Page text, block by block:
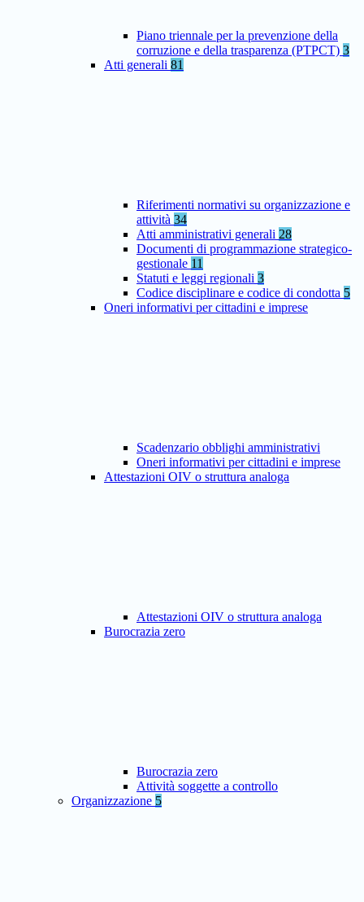
Piano triennale per la prevenzione della
corruzione e della trasparenza (PTPCT) 3
Atti generali 81
Riferimenti normativi su organizzazione e
attività 34
Atti amministrativi generali 28
Documenti di programmazione strategico-
gestionale 11
Statuti e leggi regionali 3
Codice disciplinare e codice di condotta 5
Oneri informativi per cittadini e imprese
Scadenzario obblighi amministrativi
Oneri informativi per cittadini e imprese
Attestazioni OIV o struttura analoga
Attestazioni OIV o struttura analoga
Burocrazia zero
Burocrazia zero
Attività soggette a controllo
Organizzazione 5